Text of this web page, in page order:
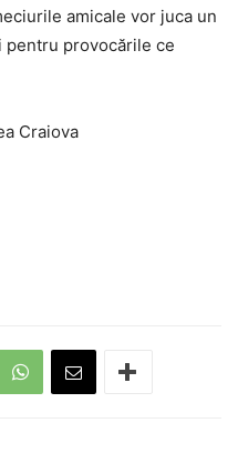
amicale vor juca un
provocările ce
Craiova